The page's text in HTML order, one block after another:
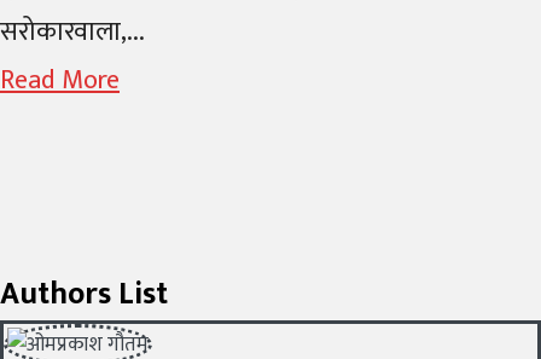
सरोकारवाला,...
Read More
Authors List